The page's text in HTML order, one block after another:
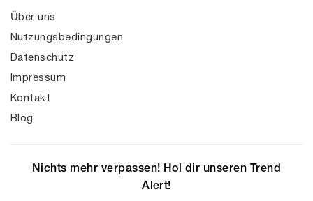
Über uns
Nutzungsbedingungen
Datenschutz
Impressum
Kontakt
Blog
Nichts mehr verpassen! Hol dir unseren Trend
Alert!